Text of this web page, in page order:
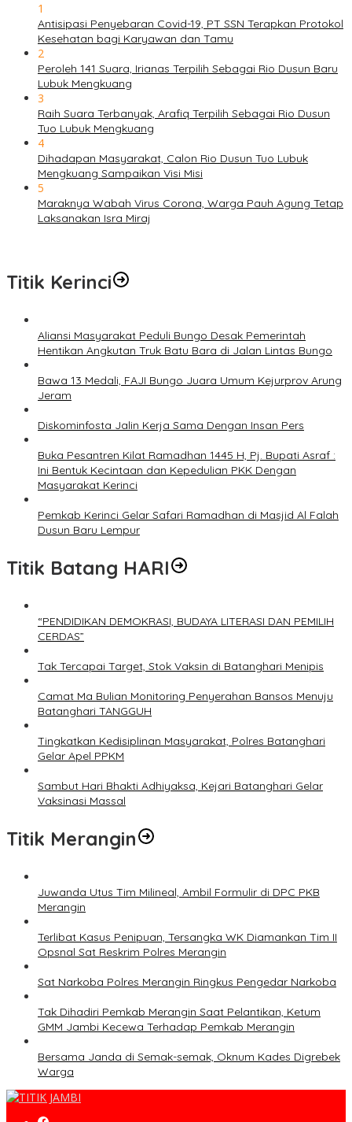
1
Antisipasi Penyebaran Covid-19, PT SSN Terapkan Protokol
Kesehatan bagi Karyawan dan Tamu
2
Peroleh 141 Suara, Irianas Terpilih Sebagai Rio Dusun Baru
Lubuk Mengkuang
3
Raih Suara Terbanyak, Arafiq Terpilih Sebagai Rio Dusun
Tuo Lubuk Mengkuang
4
Dihadapan Masyarakat, Calon Rio Dusun Tuo Lubuk
Mengkuang Sampaikan Visi Misi
5
Maraknya Wabah Virus Corona, Warga Pauh Agung Tetap
Laksanakan Isra Miraj
Titik Kerinci
Aliansi Masyarakat Peduli Bungo Desak Pemerintah
Hentikan Angkutan Truk Batu Bara di Jalan Lintas Bungo
Bawa 13 Medali, FAJI Bungo Juara Umum Kejurprov Arung
Jeram
Diskominfosta Jalin Kerja Sama Dengan Insan Pers
Buka Pesantren Kilat Ramadhan 1445 H, Pj. Bupati Asraf :
Ini Bentuk Kecintaan dan Kepedulian PKK Dengan
Masyarakat Kerinci
Pemkab Kerinci Gelar Safari Ramadhan di Masjid Al Falah
Dusun Baru Lempur
Titik Batang HARI
“PENDIDIKAN DEMOKRASI, BUDAYA LITERASI DAN PEMILIH
CERDAS”
Tak Tercapai Target, Stok Vaksin di Batanghari Menipis
Camat Ma Bulian Monitoring Penyerahan Bansos Menuju
Batanghari TANGGUH
Tingkatkan Kedisiplinan Masyarakat, Polres Batanghari
Gelar Apel PPKM
Sambut Hari Bhakti Adhiyaksa, Kejari Batanghari Gelar
Vaksinasi Massal
Titik Merangin
Juwanda Utus Tim Milineal, Ambil Formulir di DPC PKB
Merangin
Terlibat Kasus Penipuan, Tersangka WK Diamankan Tim II
Opsnal Sat Reskrim Polres Merangin
Sat Narkoba Polres Merangin Ringkus Pengedar Narkoba
Tak Dihadiri Pemkab Merangin Saat Pelantikan, Ketum
GMM Jambi Kecewa Terhadap Pemkab Merangin
Bersama Janda di Semak-semak, Oknum Kades Digrebek
Warga